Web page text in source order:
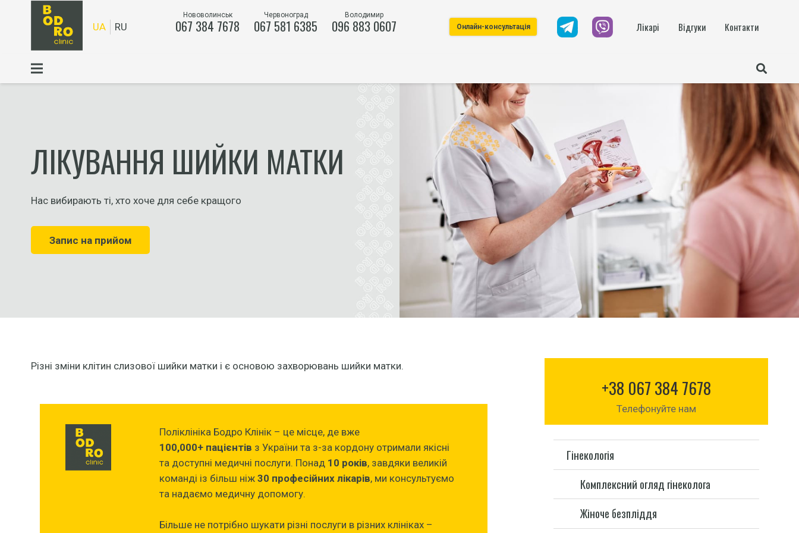
UA RU
Нововолинськ
067 384 7678
Червоноград
067 581 6385
Володимир
096 883 0607 Онлайн-консультація Лікарі Відгуки Контакти
ЛІКУВАННЯ ШИЙКИ МАТКИ
Нас вибирають ті, хто хоче для себе кращого
Запис на прийом
Різні зміни клітин слизової шийки матки і є основою захворювань шийки матки.
Поліклініка Бодро Клінік – це місце, де вже
100,000+ пацієнтів з України та з-за кордону отримали якісні
та доступні медичні послуги. Понад 10 років, завдяки великій
команді із більш ніж30 професійних лікарів, ми консультуємо
та надаємо медичну допомогу.
Більше не потрібно шукати різні послуги в різних клініках –
+38 067 384 7678
Телефонуйте нам
Гінекологія
Комплексний огляд гінеколога
Жіноче безпліддя